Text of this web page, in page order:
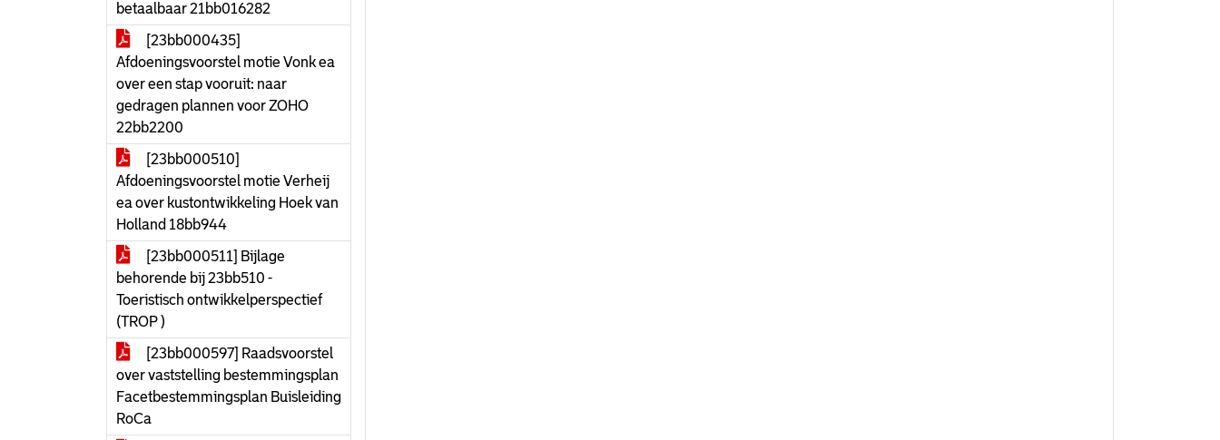
betaalbaar 21bb016282
[23bb000435]
Afdoeningsvoorstel motie Vonk ea
over een stap vooruit: naar
gedragen plannen voor ZOHO
22bb2200
[23bb000510]
Afdoeningsvoorstel motie Verheij
ea over kustontwikkeling Hoek van
Holland 18bb944
[23bb000511] Bijlage
behorende bij 23bb510 -
Toeristisch ontwikkelperspectief
(TROP )
[23bb000597] Raadsvoorstel
over vaststelling bestemmingsplan
Facetbestemmingsplan Buisleiding
RoCa